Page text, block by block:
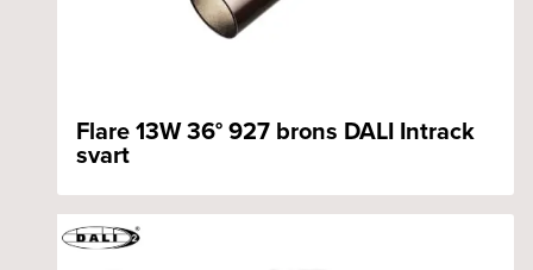
Flare 13W 36° 927 brons DALI Intrack
svart